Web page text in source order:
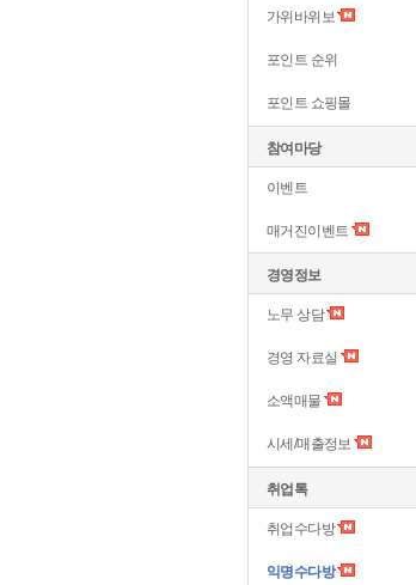
가위바위보
포인트 순위
포인트 쇼핑몰
참여마당
이벤트
매거진이벤트
경영정보
노무 상담
경영 자료실
소액매물
시세/매출정보
취업톡
취업수다방
익명수다방